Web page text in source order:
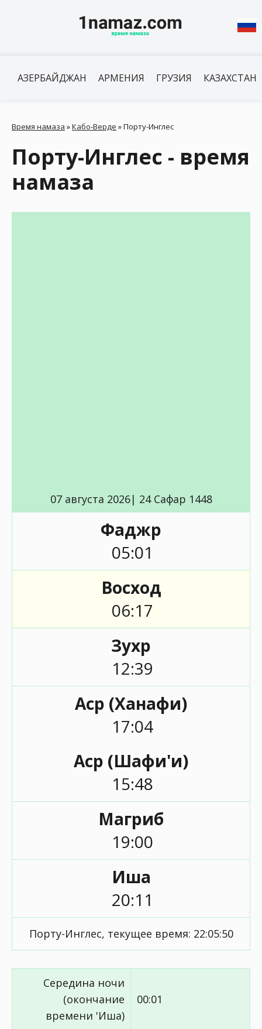
АЗЕРБАЙДЖАН АРМЕНИЯ ГРУЗИЯ КАЗАХСТАН
Время намаза »Кабо-Верде »Порту-Инглес
Порту-Инглес - время
намаза
07 августа 2026| 24 Сафар 1448
Фаджр
05:01
Восход
06:17
Зухр
12:39
Аср (Ханафи)
17:04
Аср (Шафи'и)
15:48
Магриб
19:00
Иша
20:11
Порту-Инглес, текущее время: 22:05:50
Середина ночи
(окончание
времени 'Иша)
00:01